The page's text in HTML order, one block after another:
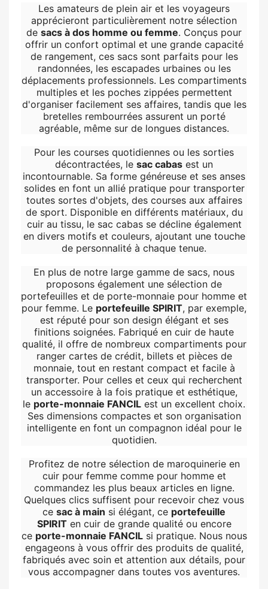
Les amateurs de plein air et les voyageurs
apprécieront particulièrement notre sélection
de sacs à dos homme ou femme. Conçus pour
offrir un confort optimal et une grande capacité
de rangement, ces sacs sont parfaits pour les
randonnées, les escapades urbaines ou les
déplacements professionnels. Les compartiments
multiples et les poches zippées permettent
d'organiser facilement ses affaires, tandis que les
bretelles rembourrées assurent un porté
agréable, même sur de longues distances.
Pour les courses quotidiennes ou les sorties
décontractées, le sac cabas est un
incontournable. Sa forme généreuse et ses anses
solides en font un allié pratique pour transporter
toutes sortes d'objets, des courses aux affaires
de sport. Disponible en différents matériaux, du
cuir au tissu, le sac cabas se décline également
en divers motifs et couleurs, ajoutant une touche
de personnalité à chaque tenue.
En plus de notre large gamme de sacs, nous
proposons également une sélection de
portefeuilles et de porte-monnaie pour homme et
pour femme. Le portefeuille SPIRIT, par exemple,
est réputé pour son design élégant et ses
finitions soignées. Fabriqué en cuir de haute
qualité, il offre de nombreux compartiments pour
ranger cartes de crédit, billets et pièces de
monnaie, tout en restant compact et facile à
transporter. Pour celles et ceux qui recherchent
un accessoire à la fois pratique et esthétique,
le porte-monnaie FANCIL est un excellent choix.
Ses dimensions compactes et son organisation
intelligente en font un compagnon idéal pour le
quotidien.
Profitez de notre sélection de maroquinerie en
cuir pour femme comme pour homme et
commandez les plus beaux articles en ligne.
Quelques clics suffisent pour recevoir chez vous
ce sac à main si élégant, ce portefeuille
SPIRIT en cuir de grande qualité ou encore
ce porte-monnaie FANCIL si pratique. Nous nous
engageons à vous offrir des produits de qualité,
fabriqués avec soin et attention aux détails, pour
vous accompagner dans toutes vos aventures.